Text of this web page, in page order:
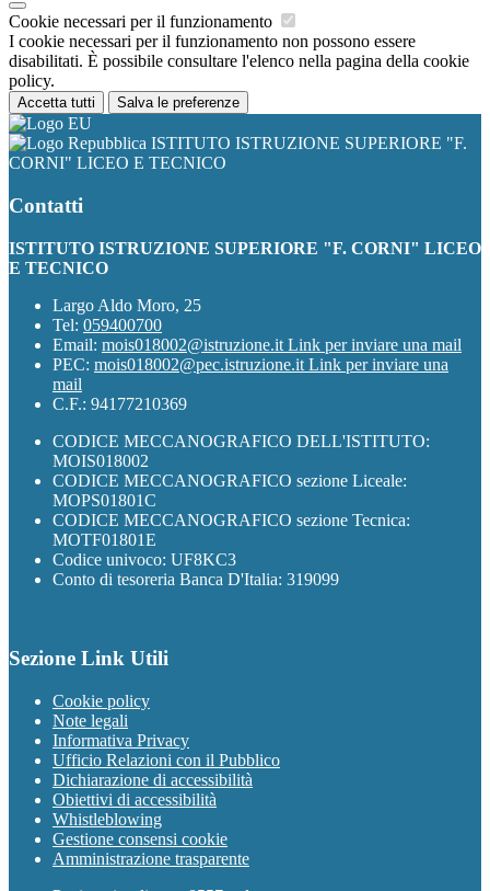
Cookie necessari per il funzionamento
I cookie necessari per il funzionamento non possono essere
disabilitati. È possibile consultare l'elenco nella pagina della cookie
policy.
Accetta tutti Salva le preferenze
ISTITUTO ISTRUZIONE SUPERIORE "F.
CORNI" LICEO E TECNICO
Contatti
ISTITUTO ISTRUZIONE SUPERIORE "F. CORNI" LICEO
E TECNICO
Largo Aldo Moro, 25
Tel: 059400700
Email: mois018002@istruzione.it Link per inviare una mail
PEC: mois018002@pec.istruzione.it Link per inviare una
mail
C.F.: 94177210369
CODICE MECCANOGRAFICO DELL'ISTITUTO:
MOIS018002
CODICE MECCANOGRAFICO sezione Liceale:
MOPS01801C
CODICE MECCANOGRAFICO sezione Tecnica:
MOTF01801E
Codice univoco: UF8KC3
Conto di tesoreria Banca D'Italia: 319099
Sezione Link Utili
Cookie policy
Note legali
Informativa Privacy
Ufficio Relazioni con il Pubblico
Dichiarazione di accessibilità
Obiettivi di accessibilità
Whistleblowing
Gestione consensi cookie
Amministrazione trasparente